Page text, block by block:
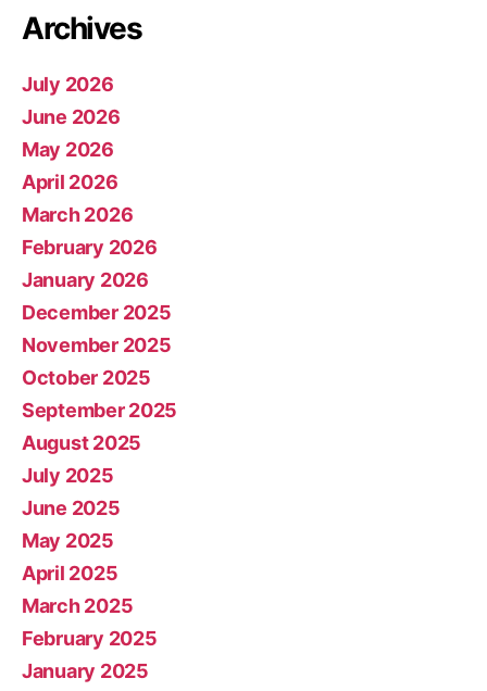
Archives
July 2026
June 2026
May 2026
April 2026
March 2026
February 2026
January 2026
December 2025
November 2025
October 2025
September 2025
August 2025
July 2025
June 2025
May 2025
April 2025
March 2025
February 2025
January 2025